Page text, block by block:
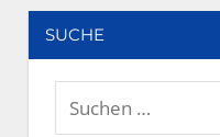
SUCHE
Suchen